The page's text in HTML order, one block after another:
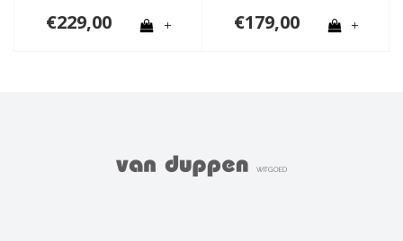
€229,00 + €179,00 +